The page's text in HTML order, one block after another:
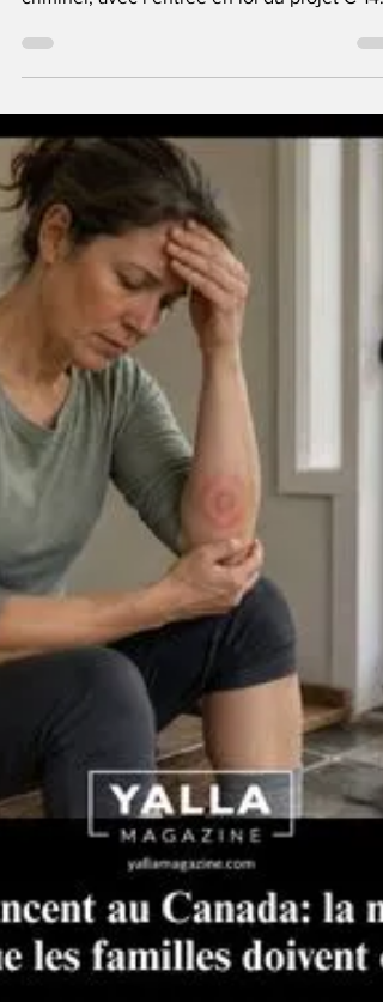
liberté et les peines
sur la mise en liberté sous caution et la
détermination des peines. Le gouvernement
fédéral présente cette réforme comme une
réponse directe aux inquiétudes liées aux
récidivistes violents, aux crimes graves et à
sécurité des communautés. Le texte modifie
plus de 80 éléments du Code criminel. Il
la mise en liberté sous caution plus difficile
dan